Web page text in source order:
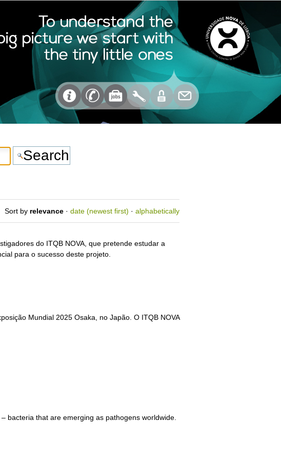
Sort by relevance · date (newest first) · alphabetically
do ITQB NOVA, que pretende estudar a
para o sucesso deste projeto.
Mundial 2025 Osaka, no Japão. O ITQB NOVA
bacteria that are emerging as pathogens worldwide.